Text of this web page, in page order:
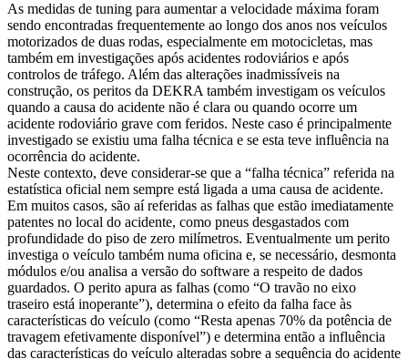
As medidas de tuning para aumentar a velocidade máxima foram
sendo encontradas frequentemente ao longo dos anos nos veículos
motorizados de duas rodas, especialmente em motocicletas, mas
também em investigações após acidentes rodoviários e após
controlos de tráfego. Além das alterações inadmissíveis na
construção, os peritos da DEKRA também investigam os veículos
quando a causa do acidente não é clara ou quando ocorre um
acidente rodoviário grave com feridos. Neste caso é principalmente
investigado se existiu uma falha técnica e se esta teve influência na
ocorrência do acidente.
Neste contexto, deve considerar-se que a “falha técnica” referida na
estatística oficial nem sempre está ligada a uma causa de acidente.
Em muitos casos, são aí referidas as falhas que estão imediatamente
patentes no local do acidente, como pneus desgastados com
profundidade do piso de zero milímetros. Eventualmente um perito
investiga o veículo também numa oficina e, se necessário, desmonta
módulos e/ou analisa a versão do software a respeito de dados
guardados. O perito apura as falhas (como “O travão no eixo
traseiro está inoperante”), determina o efeito da falha face às
características do veículo (como “Resta apenas 70% da potência de
travagem efetivamente disponível”) e determina então a influência
das características do veículo alteradas sobre a sequência do acidente